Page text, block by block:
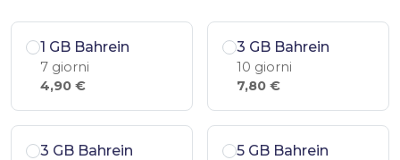
1 GB Bahrein
7 giorni
4,90 €
3 GB Bahrein
10 giorni
7,80 €
3 GB Bahrein 5 GB Bahrein